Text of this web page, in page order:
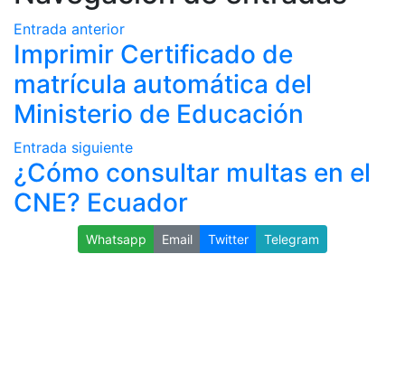
Entrada anterior
Imprimir Certificado de
matrícula automática del
Ministerio de Educación
Entrada siguiente
¿Cómo consultar multas en el
CNE? Ecuador
Whatsapp Email Twitter Telegram